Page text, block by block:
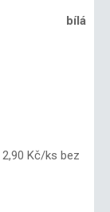
bílá
2,90 Kč/ks bez